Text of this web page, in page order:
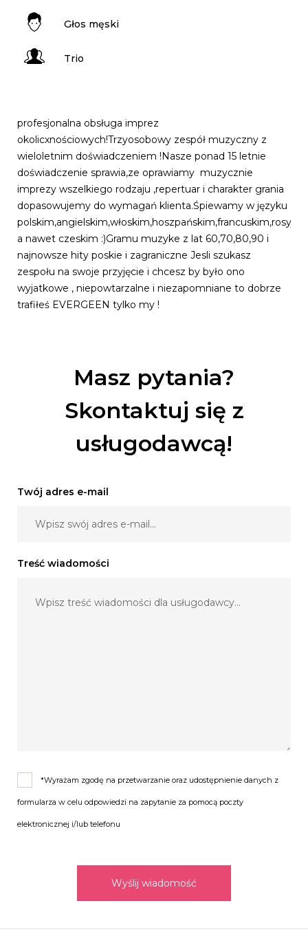
Głos męski
Trio
profesjonalna obsługa imprez
okolicxnościowych!Trzyosobowy zespół muzyczny z
wieloletnim doświadczeniem !Nasze ponad 15 letnie
doświadczenie sprawia,ze oprawiamy muzycznie
imprezy wszelkiego rodzaju ,repertuar i charakter grania
dopasowujemy do wymagań klienta.Śpiewamy w języku
a nawet czeskim :)Gramu muzyke z lat 60,70,80,90 i
najnowsze hity poskie i zagraniczne Jesli szukasz
zespołu na swoje przyjęcie i chcesz by było ono
wyjatkowe , niepowtarzalne i niezapomniane to dobrze
trafiłeś EVERGEEN tylko my !
Masz pytania?
Skontaktuj się z
usługodawcą!
Twój adres e-mail
Treść wiadomości
*Wyrażam zgodę na przetwarzanie oraz udostępnienie danych z
formularza w celu odpowiedzi na zapytanie za pomocą poczty
elektronicznej i/lub telefonu
Wyślij wiadomość